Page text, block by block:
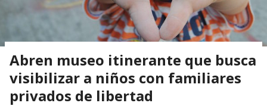
Abren museo itinerante que busca
visibilizar a niños con familiares
privados de libertad